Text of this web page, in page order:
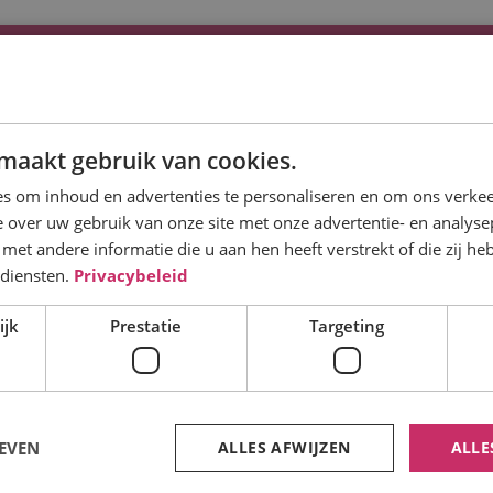
& blog
ons
Inloggen klantenportaal
Havenstraat 10
9591 AK
Onstwedde
Routebeschrijving
Verzekeren ons vak! Oosterveld verzekeringen is
een zelfstandig assurantie-adviesbedrijf met
gebruik van cookies.
om inhoud en advertenties te personaliseren en om ons
uw gebruik van onze site met onze advertentie- en
andere informatie die u aan hen heeft verstrekt of die zij
Privacybeleid
Prestatie Targeting
ALLES AFWIJZEN